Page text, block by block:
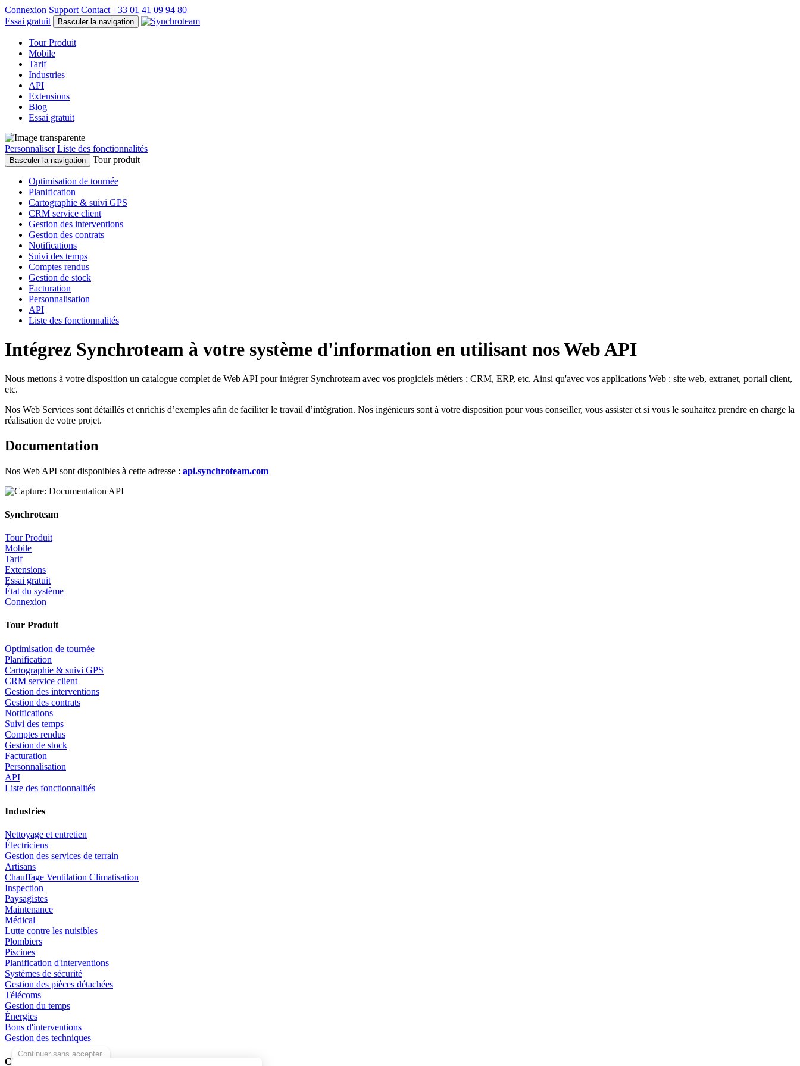
Connexion Support Contact +33 01 41 09 94 80
Essai gratuit
Basculer la navigation
Tour Produit
Mobile
Tarif
Industries
API
Extensions
Blog
Essai gratuit
Personnaliser Liste des fonctionnalités
Basculer la navigation Tour produit
Optimisation de tournée
Planification
Cartographie & suivi GPS
CRM service client
Gestion des interventions
Gestion des contrats
Notifications
Suivi des temps
Comptes rendus
Gestion de stock
Facturation
Personnalisation
API
Liste des fonctionnalités
Intégrez Synchroteam à votre système d'information en utilisant nosWeb API
Nous mettons à votre disposition un catalogue complet de Web API pour intégrer Synchroteam avec vos progiciels métiers : CRM, ERP, etc. Ainsi qu'avec vos applications Web : site web, extranet, portail client,
etc.
Nos Web Services sont détaillés et enrichis d’exemples afin de faciliter le travail d’intégration. Nos ingénieurs sont à votre disposition pour vous conseiller, vous assister et si vous le souhaitez prendre en charge la
réalisation de votre projet.
Documentation
Nos Web API sont disponibles à cette adresse : api.synchroteam.com
Synchroteam
Tour Produit
Mobile
Tarif
Extensions
Essai gratuit
État du système
Connexion
Tour Produit
Optimisation de tournée
Planification
Cartographie & suivi GPS
CRM service client
Gestion des interventions
Gestion des contrats
Notifications
Suivi des temps
Comptes rendus
Gestion de stock
Facturation
Personnalisation
API
Liste des fonctionnalités
Industries
Nettoyage et entretien
Électriciens
Gestion des services de terrain
Artisans
Chauffage Ventilation Climatisation
Inspection
Paysagistes
Maintenance
Médical
Lutte contre les nuisibles
Plombiers
Piscines
Planification d'interventions
Systèmes de sécurité
Gestion des pièces détachées
Télécoms
Gestion du temps
Énergies
Bons d'interventions
Gestion des techniques
Compagnie